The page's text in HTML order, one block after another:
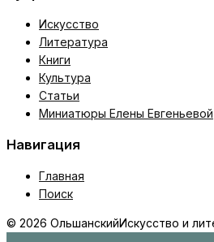
Искусство
Литература
Книги
Культура
Статьи
Миниатюры Елены Евгеньевой
Навигация
Главная
Поиск
© 2026 ОльшанскийИскусство и